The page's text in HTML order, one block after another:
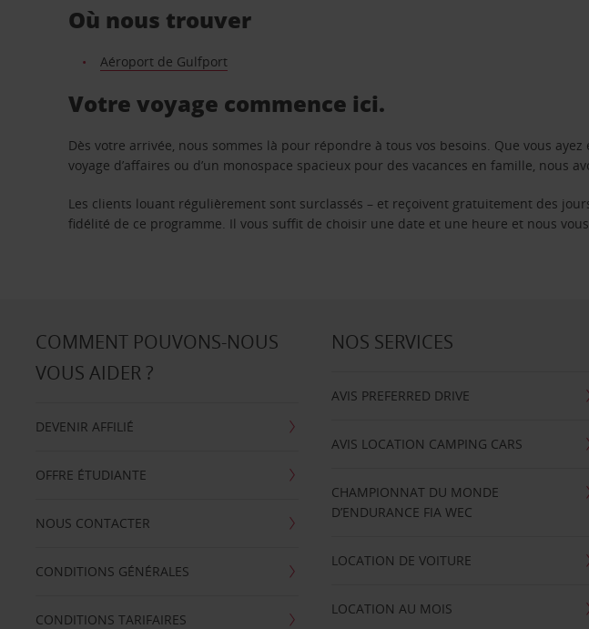
Où nous trouver
Aéroport de Gulfport
Votre voyage commence ici.
Dès votre arrivée, nous sommes là pour répondre à tous vos besoins. Que vous
voyage d’affaires ou d’un monospace spacieux pour des vacances en famille, nous
Les clients louant régulièrement sont surclassés – et reçoivent gratuitement des
fidélité de ce programme. Il vous suffit de choisir une date et une heure et nous
COMMENT POUVONS-NOUS
VOUS AIDER ?
DEVENIR AFFILIÉ
OFFRE ÉTUDIANTE
NOUS CONTACTER
CONDITIONS GÉNÉRALES
CONDITIONS TARIFAIRES
NOS SERVICES
AVIS PREFERRED DRIVE
AVIS LOCATION CAMPING CARS
CHAMPIONNAT DU MONDE
D’ENDURANCE FIA WEC
LOCATION DE VOITURE
LOCATION AU MOIS